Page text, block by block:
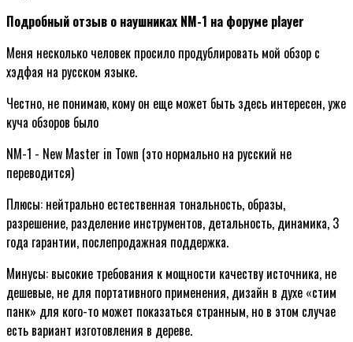
Подробный отзыв о наушниках NM-1 на форуме player
Меня несколько человек просило продублировать мой обзор с
хэдфая на русском языке.
Честно, не понимаю, кому он еще может быть здесь интересен, уже
куча обзоров было
NM-1 - New Master in Town (это нормально на русский не
переводится)
Плюсы: нейтрально естественная тональность, образы,
разрешение, разделение инструментов, детальность, динамика, 3
года гарантии, послепродажная поддержка.
Минусы: высокие требования к мощности качеству источника, не
дешевые, не для портативного применения, дизайн в духе «стим
панк» для кого-то может показаться странным, но в этом случае
есть вариант изготовления в дереве.